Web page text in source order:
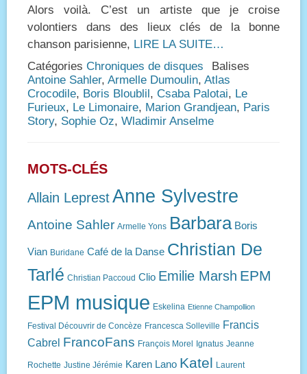
Alors voilà. C’est un artiste que je croise
volontiers dans des lieux clés de la bonne
chanson parisienne, LIRE LA SUITE…
Catégories Chroniques de disques
Balises
Antoine Sahler, Armelle Dumoulin, Atlas
Crocodile, Boris Bloublil, Csaba Palotai, Le
Furieux, Le Limonaire, Marion Grandjean, Paris
Story, Sophie Oz, Wladimir Anselme
MOTS-CLÉS
Allain LeprestAnne Sylvestre
Antoine Sahler Armelle Yons Barbara Boris
Vian Buridane Café de la Danse Christian De
Tarlé Christian Paccoud Clio Emilie Marsh EPM
EPM musique Eskelina Etienne Champollion
Festival Découvrir de Concèze Francesca Solleville Francis
Cabrel FrancoFans François Morel Ignatus Jeanne
Rochette Justine Jérémie Karen Lano Katel Laurent